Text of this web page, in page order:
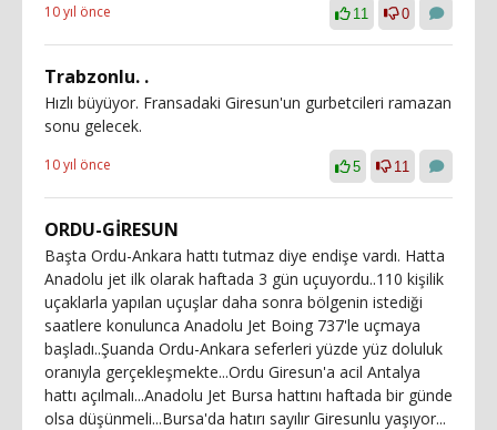
10 yıl önce 11 0
Trabzonlu. .
Hızlı büyüyor. Fransadaki Giresun'un gurbetcileri ramazan
sonu gelecek.
10 yıl önce 5 11
ORDU-GİRESUN
Başta Ordu-Ankara hattı tutmaz diye endişe vardı. Hatta
Anadolu jet ilk olarak haftada 3 gün uçuyordu..110 kişilik
uçaklarla yapılan uçuşlar daha sonra bölgenin istediği
saatlere konulunca Anadolu Jet Boing 737'le uçmaya
başladı..Şuanda Ordu-Ankara seferleri yüzde yüz doluluk
oranıyla gerçekleşmekte...Ordu Giresun'a acil Antalya
hattı açılmalı...Anadolu Jet Bursa hattını haftada bir günde
olsa düşünmeli...Bursa'da hatırı sayılır Giresunlu yaşıyor...